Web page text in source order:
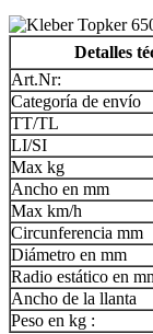
Detalles
Art.Nr:
Categoría de envío
TT/TL
LI/SI
Max kg
Ancho en mm
Max km/h
Circunferencia mm
Diámetro en mm
Radio estático en
Ancho de la llanta
Peso en kg :